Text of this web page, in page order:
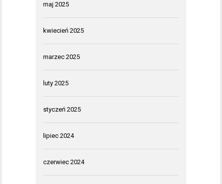
maj 2025
kwiecień 2025
marzec 2025
luty 2025
styczeń 2025
lipiec 2024
czerwiec 2024